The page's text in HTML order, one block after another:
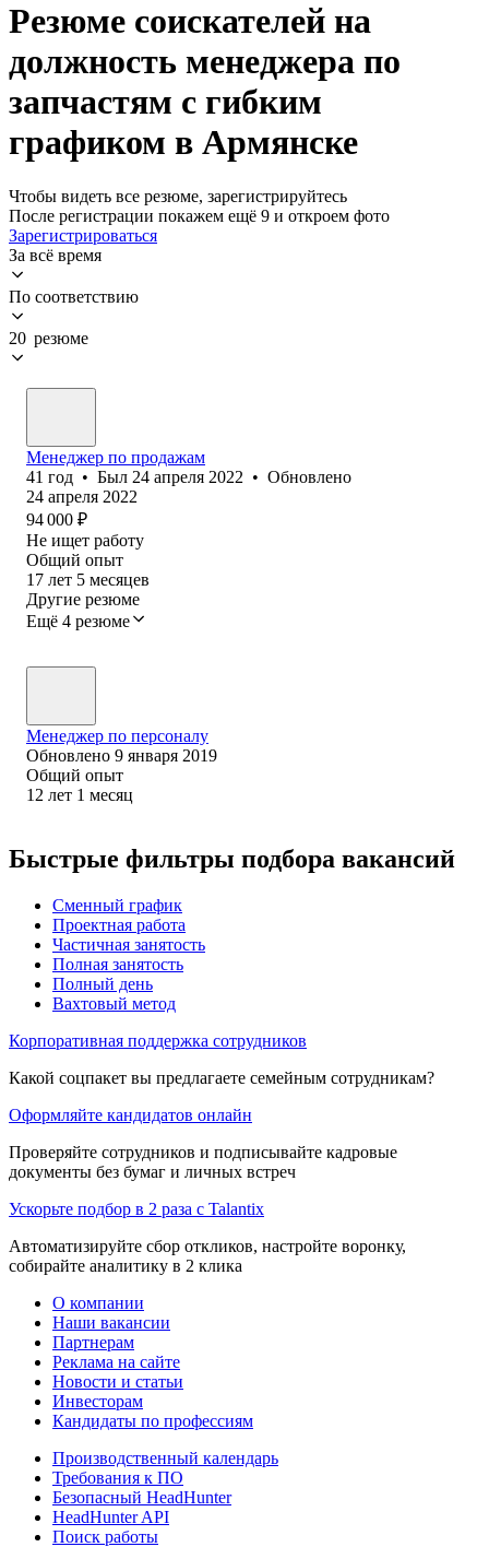
Резюме соискателей на
должность менеджера по
запчастям с гибким
графиком в Армянске
Чтобы видеть все резюме, зарегистрируйтесь
После регистрации покажем ещё 9 и откроем фото
Зарегистрироваться
За всё время
По соответствию
20 резюме
Менеджер по продажам
41 год • Был 24 апреля 2022 • Обновлено
24 апреля 2022
94 000 ₽
Не ищет работу
Общий опыт
17 лет 5 месяцев
Другие резюме
Ещё 4 резюме
Менеджер по персоналу
Обновлено 9 января 2019
Общий опыт
12 лет 1 месяц
Быстрые фильтры подбора вакансий
Сменный график
Проектная работа
Частичная занятость
Полная занятость
Полный день
Вахтовый метод
Корпоративная поддержка сотрудников
Какой соцпакет вы предлагаете семейным сотрудникам?
Оформляйте кандидатов онлайн
Проверяйте сотрудников и подписывайте кадровые
документы без бумаг и личных встреч
Ускорьте подбор в 2 раза с Talantix
Автоматизируйте сбор откликов, настройте воронку,
собирайте аналитику в 2 клика
О компании
Наши вакансии
Партнерам
Реклама на сайте
Новости и статьи
Инвесторам
Кандидаты по профессиям
Производственный календарь
Требования к ПО
Безопасный HeadHunter
HeadHunter API
Поиск работы